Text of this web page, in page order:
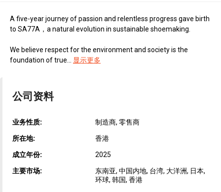
A five-year journey of passion and relentless progress gave birth
to SA77A，a natural evolution in sustainable shoemaking.
We believe respect for the environment and society is the
foundation of true...
显示更多
公司资料
业务性质: 制造商, 零售商
所在地: 香港
成立年份: 2025
主要市场:
东南亚, 中国内地, 台湾, 大洋洲, 日本,
环球, 韩国, 香港